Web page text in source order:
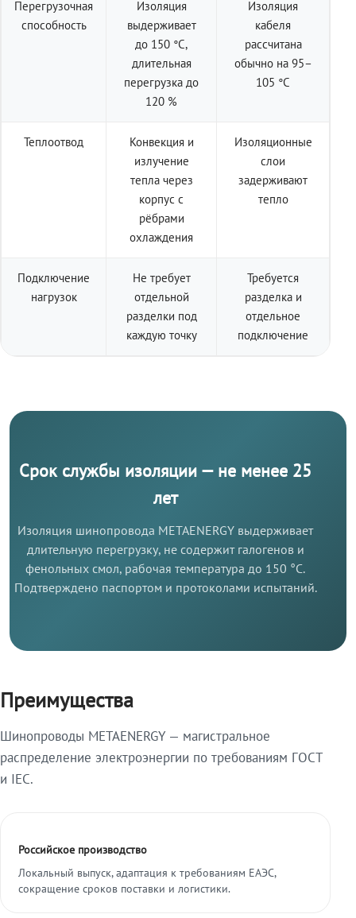
Перегрузочная
способность
Изоляция
выдерживает
до 150 °C,
длительная
перегрузка до
120 %
Изоляция
кабеля
рассчитана
обычно на 95–
105 °C
Теплоотвод
Конвекция и
излучение
тепла через
корпус с
рёбрами
охлаждения
Изоляционные
слои
задерживают
тепло
Подключение
нагрузок
Не требует
отдельной
разделки под
каждую точку
Требуется
разделка и
отдельное
подключение
Срок службы изоляции — не менее 25
лет
Изоляция шинопровода METAENERGY выдерживает
длительную перегрузку, не содержит галогенов и
фенольных смол, рабочая температура до 150 °C.
Подтверждено паспортом и протоколами испытаний.
Преимущества
Шинопроводы METAENERGY — магистральное
распределение электроэнергии по требованиям ГОСТ
и IEC.
Российское производство
Локальный выпуск, адаптация к требованиям ЕАЭС,
сокращение сроков поставки и логистики.